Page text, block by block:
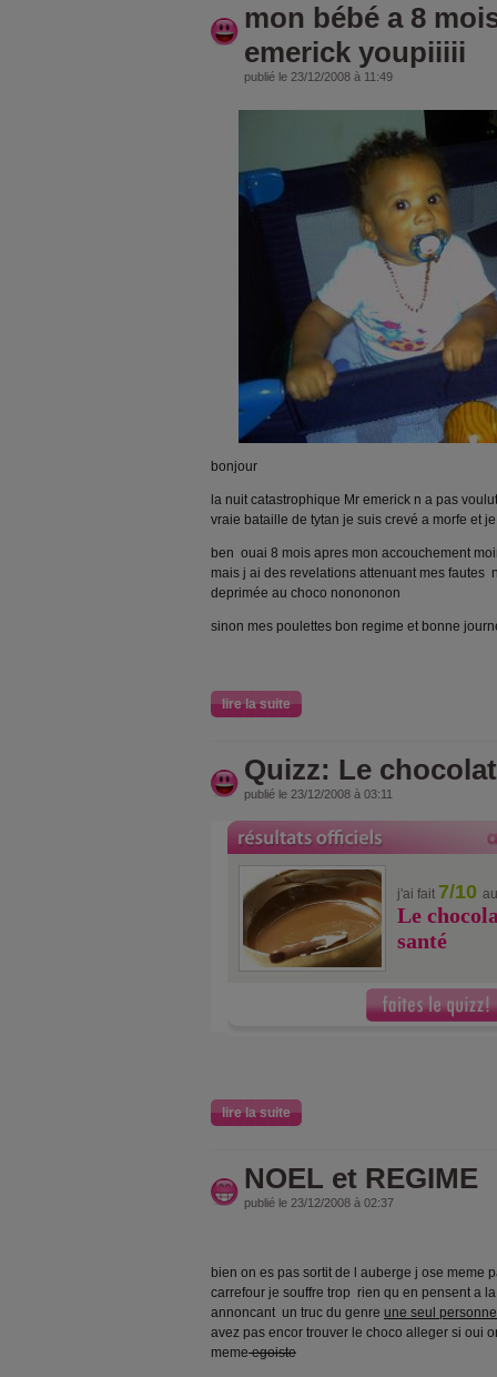
mon bébé a 8
emerick youpiiiii
publié le 23/12/2008 à 11:49
bonjour
la nuit catastrophique Mr emerick n a pas
vraie bataille de tytan je suis crevé a morfe et
ben ouai 8 mois apres mon accouchement
mais j ai des revelations attenuant mes fautes
deprimée au choco nonononon
sinon mes poulettes bon regime et bonne
lire la suite
Quizz: Le
publié le 23/12/2008 à 03:11
j'ai fait 7/10
Le
santé
lire la suite
NOEL et REGIME
publié le 23/12/2008 à 02:37
bien on es pas sortit de l auberge j ose meme
carrefour je souffre trop rien qu en pensent a
annoncant un truc du genre une seul
avez pas encor trouver le choco alleger si oui
memeegoiste